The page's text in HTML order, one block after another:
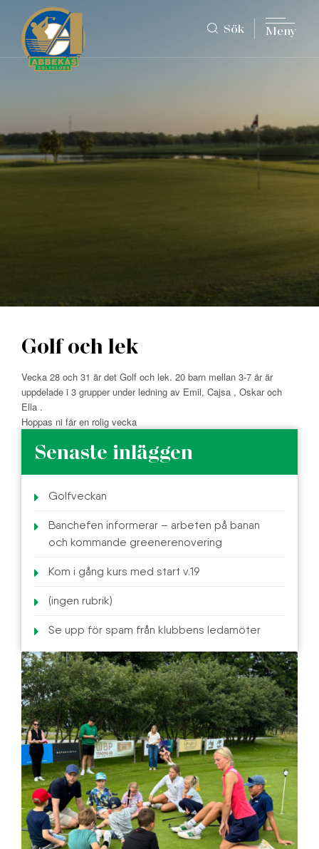
Sök Meny
Golf och lek
Vecka 28 och 31 är det Golf och lek. 20 barn mellan 3-7 år är
uppdelade i 3 grupper under ledning av Emil, Cajsa , Oskar och
Ella .
Hoppas ni får en rolig vecka
Senaste inläggen
Golfveckan
Banchefen informerar – arbeten på banan
och kommande greenerenovering
Kom i gång kurs med start v.19
(ingen rubrik)
Se upp för spam från klubbens ledamöter